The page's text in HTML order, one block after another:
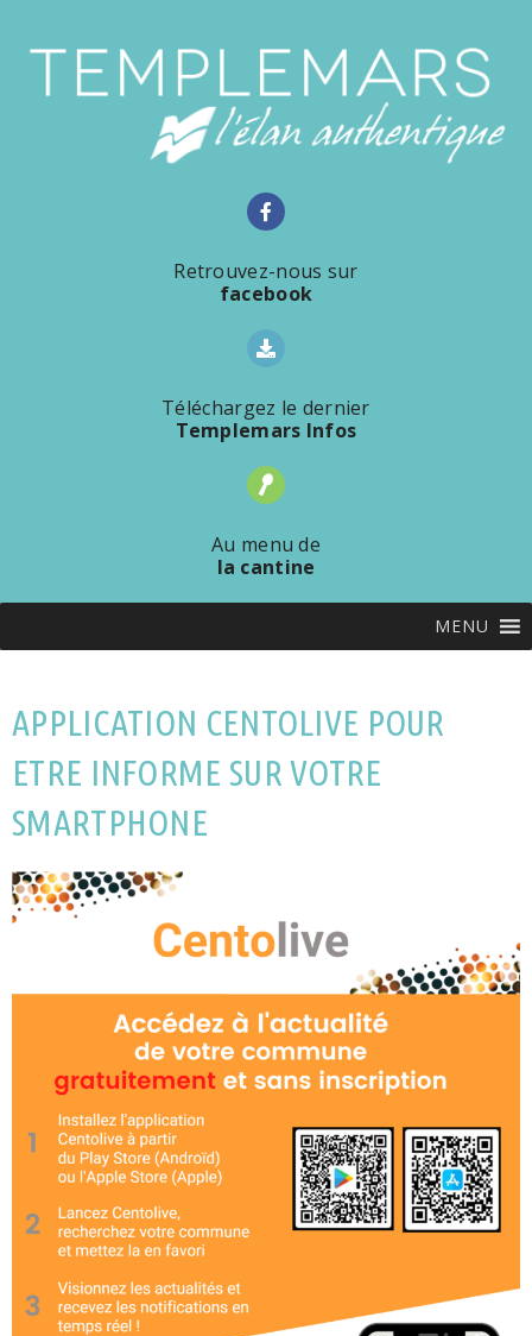
Retrouvez-nous sur
facebook
Téléchargez le dernier
Templemars Infos
Au menu de
la cantine
MENU
APPLICATION CENTOLIVE POUR
ETRE INFORME SUR VOTRE
SMARTPHONE